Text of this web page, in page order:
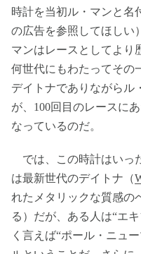
時計を当初ル・マンと名
の広告を参照してほしい
マンはレースとしてより
何世代にもわたってその
デイトナでありながらル
が、100回目のレースに
なっているのだ。
では、この時計はいっ
は最新世代のデイトナ（
れたメタリックな質感の
る）だが、ある人は“エ
く言えば“ポール・ニュ